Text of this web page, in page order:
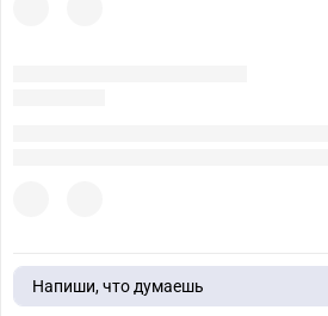
Напиши, что думаешь